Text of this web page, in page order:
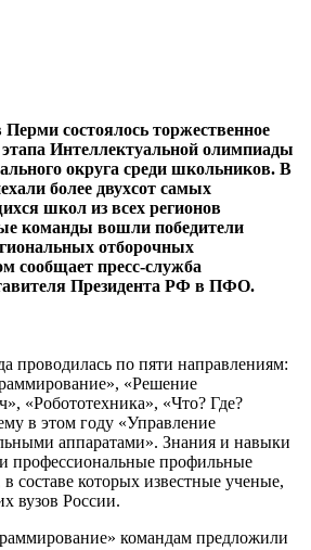
Перми состоялось торжественное
Интеллектуальной олимпиады
округа среди школьников. В
более двухсот самых
школ из всех регионов
команды вошли победители
отборочных
сообщает пресс-служба
Президента РФ в ПФО.
проводилась по пяти направлениям:
«Решение
«Робототехника», «Что? Где?
в этом году «Управление
аппаратами». Знания и навыки
профессиональные профильные
составе которых известные ученые,
вузов России.
командам предложили